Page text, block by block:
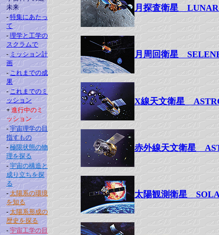
未来
- 特集にあたっ
て
- 理学と工学の
スクラムで
- ミッション計
画
- これまでの成
果
- これまでのミ
ッション
+ 進行中のミ
ッション
- 宇宙理学の目
指すもの
- 極限状態の物
理を探る
- 宇宙の構造と
成り立ちを探
る
- 太陽系の環境
を知る
- 太陽系形成の
歴史を探る
- 宇宙工学の目
月探査衛星
月周回衛星
X線天文衛星
赤外線天文衛星
太陽観測衛星